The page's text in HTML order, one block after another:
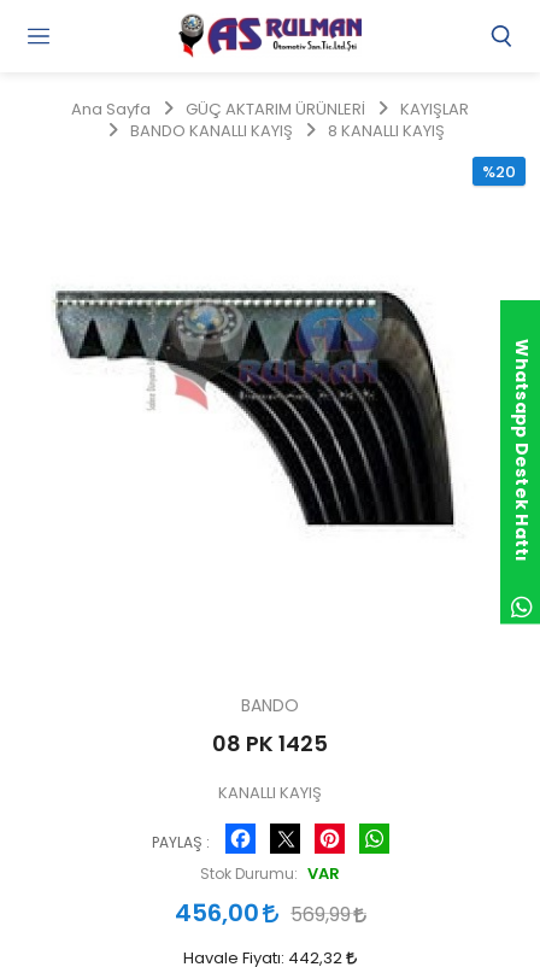
Ana Sayfa GÜÇ AKTARIM ÜRÜNLERİ
KAYIŞLAR
BANDO KANALLI KAYIŞ
8 KANALLI KAYIŞ
%20
BANDO
08 PK 1425
KANALLI KAYIŞ
PAYLAŞ :
Facebook Pinterest
Stok Durumu: VAR
456,00 569,99
Havale Fiyatı: 442,32
Whatsapp Destek Hattı